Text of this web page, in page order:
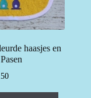
haasjes en